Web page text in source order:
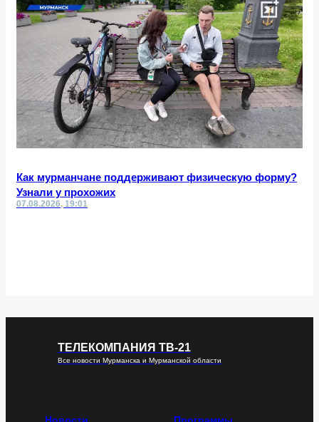
Как мурманчане поддерживают физическую форму?
Узнали у прохожих
07.08.2026, 19:01
ТЕЛЕКОМПАНИЯ ТВ-21
Все новости Мурманска и Мурманской области